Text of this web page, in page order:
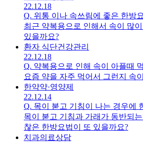
22.12.18
Q. 위통 이나 속쓰림에 좋은 한방
최근 약복용으로 인해서 속이 많
있을까요?
환자 식단건강관리
22.12.18
Q. 약복용으로 인해 속이 아플때
요즘 약을 자주 먹어서 그런지 속
한약약·영양제
22.12.14
Q. 목이 붇고 기침이 나는 경우에
목이 붇고 기침과 가래가 동반되
찮은 한방요법이 또 있을까요?
치과의료상담